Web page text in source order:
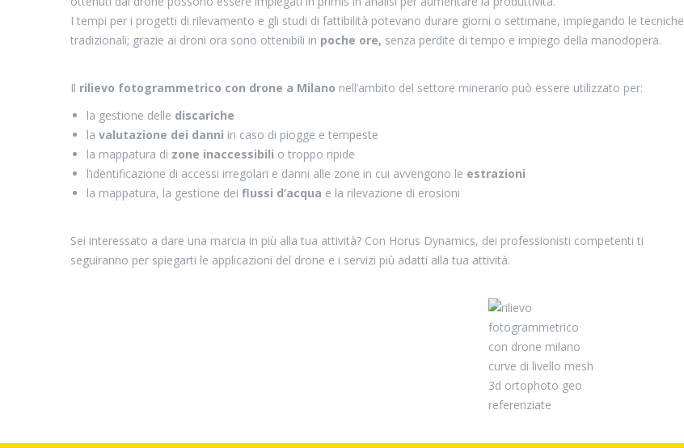
I tempi per i progetti di rilevamento e gli studi di fattibilità potevano durare giorni o settimane, impiegando le tecniche
tradizionali; grazie ai droni ora sono ottenibili in poche ore, senza perdite di tempo e impiego della manodopera.
Il rilievo fotogrammetrico con drone a Milano nell’ambito del settore minerario può essere utilizzato per:
la gestione delle discariche
la valutazione dei danni in caso di piogge e tempeste
la mappatura di zone inaccessibili o troppo ripide
l’identificazione di accessi irregolari e danni alle zone in cui avvengono le estrazioni
la mappatura, la gestione dei flussi d’acqua e la rilevazione di erosioni
Sei interessato a dare una marcia in più alla tua attività? Con Horus Dynamics, dei professionisti competenti ti
seguiranno per spiegarti le applicazioni del drone e i servizi più adatti alla tua attività.